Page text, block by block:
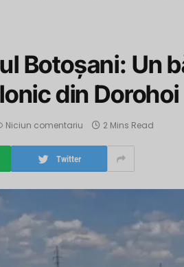
Botoșani: Un
din Dorohoi
Niciun comentariu 2 Mins Read
Twitter